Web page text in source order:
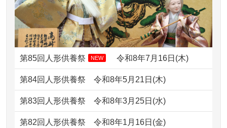
ました。 ...
2026/07/069年間自由が丘店を見守ってくれてあり
がとう。
2026/07/05しっかりとお人形たちの供養をしてい
ただけると...
2026/06/30 長年大事にしてきた雛人形です、供養
していただ...
2024/01/13お雛様のセットを供養・処分したいの
ですが、お雛様とお内裏様だ...
2024/01/13供養申込みの後、供養祭までお人形は
どうなってるのですか？
2024/01/13会社のようですが、きちんと供養して
第85回人形供養祭 NEW 令和8年7月16日(木)
第84回人形供養祭令和8年5月21日(木)
第83回人形供養祭令和8年3月25日(水)
第82回人形供養祭令和8年1月16日(金)